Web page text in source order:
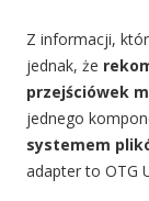
Z informacji,
jednak, że
przejściówek
jednego
systemem
adapter to OTG